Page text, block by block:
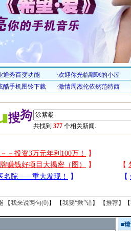
共找到 377 个相关新闻.
【我来说两句(0)】 【我要“揪”错】 【推荐】
■